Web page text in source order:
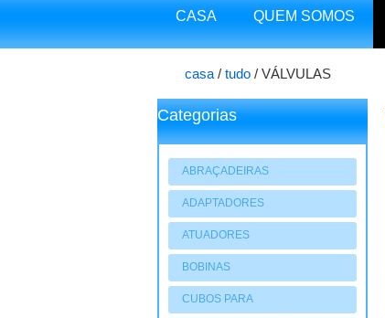
CASA QUEM SOMOS
casa / tudo / VÁLVULAS
Categorias
ABRAÇADEIRAS
ADAPTADORES
ATUADORES
PNEUMATIOCOS
BOBINAS
CUBOS PARA